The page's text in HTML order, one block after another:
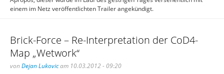
einem im Netz veröffentlichten Trailer angekündigt.
Brick-Force – Re-Interpretation der CoD4-
Map „Wetwork“
von Dejan Lukovicam 10.03.2012 - 09:20